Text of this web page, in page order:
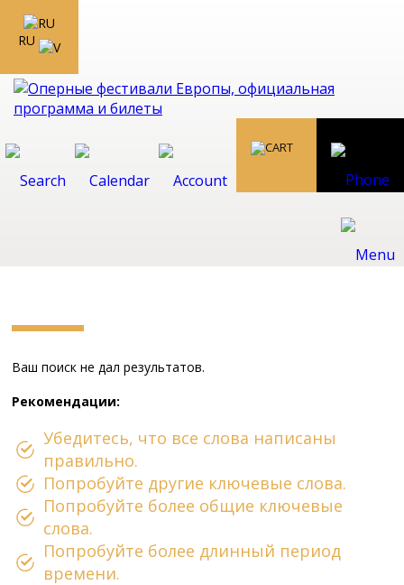
RU
Ваш поиск не дал результатов.
Рекомендации:
Убедитесь, что все слова написаны
правильно.
Попробуйте другие ключевые слова.
Попробуйте более общие ключевые
слова.
Попробуйте более длинный период
времени.